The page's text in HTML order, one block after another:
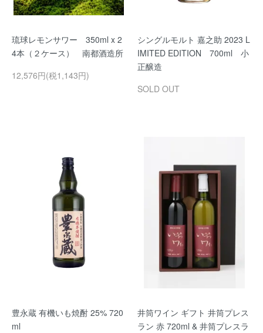
琉球レモンサワー 350ml x 2
4本（２ケース） 南都酒造所
12,576円(税1,143円)
シングルモルト 嘉之助 2023 L
IMITED EDITION 700ml 小
正醸造
SOLD OUT
豊永蔵 有機いも焼酎 25% 720
ml
井筒ワイン ギフト 井筒プレス
ラン 赤 720ml & 井筒プレスラ